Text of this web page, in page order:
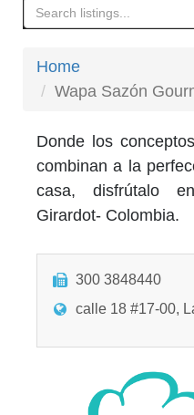
Home
Wapa Sazón
Donde los
combinan a la
casa, disfrútalo
Girardot- Colombia.
300 3848440
calle 18 #17-00,